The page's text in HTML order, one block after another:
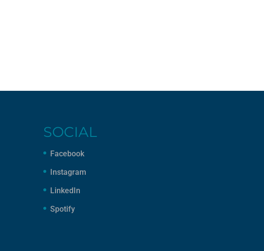
SOCIAL
Facebook
Instagram
LinkedIn
Spotify